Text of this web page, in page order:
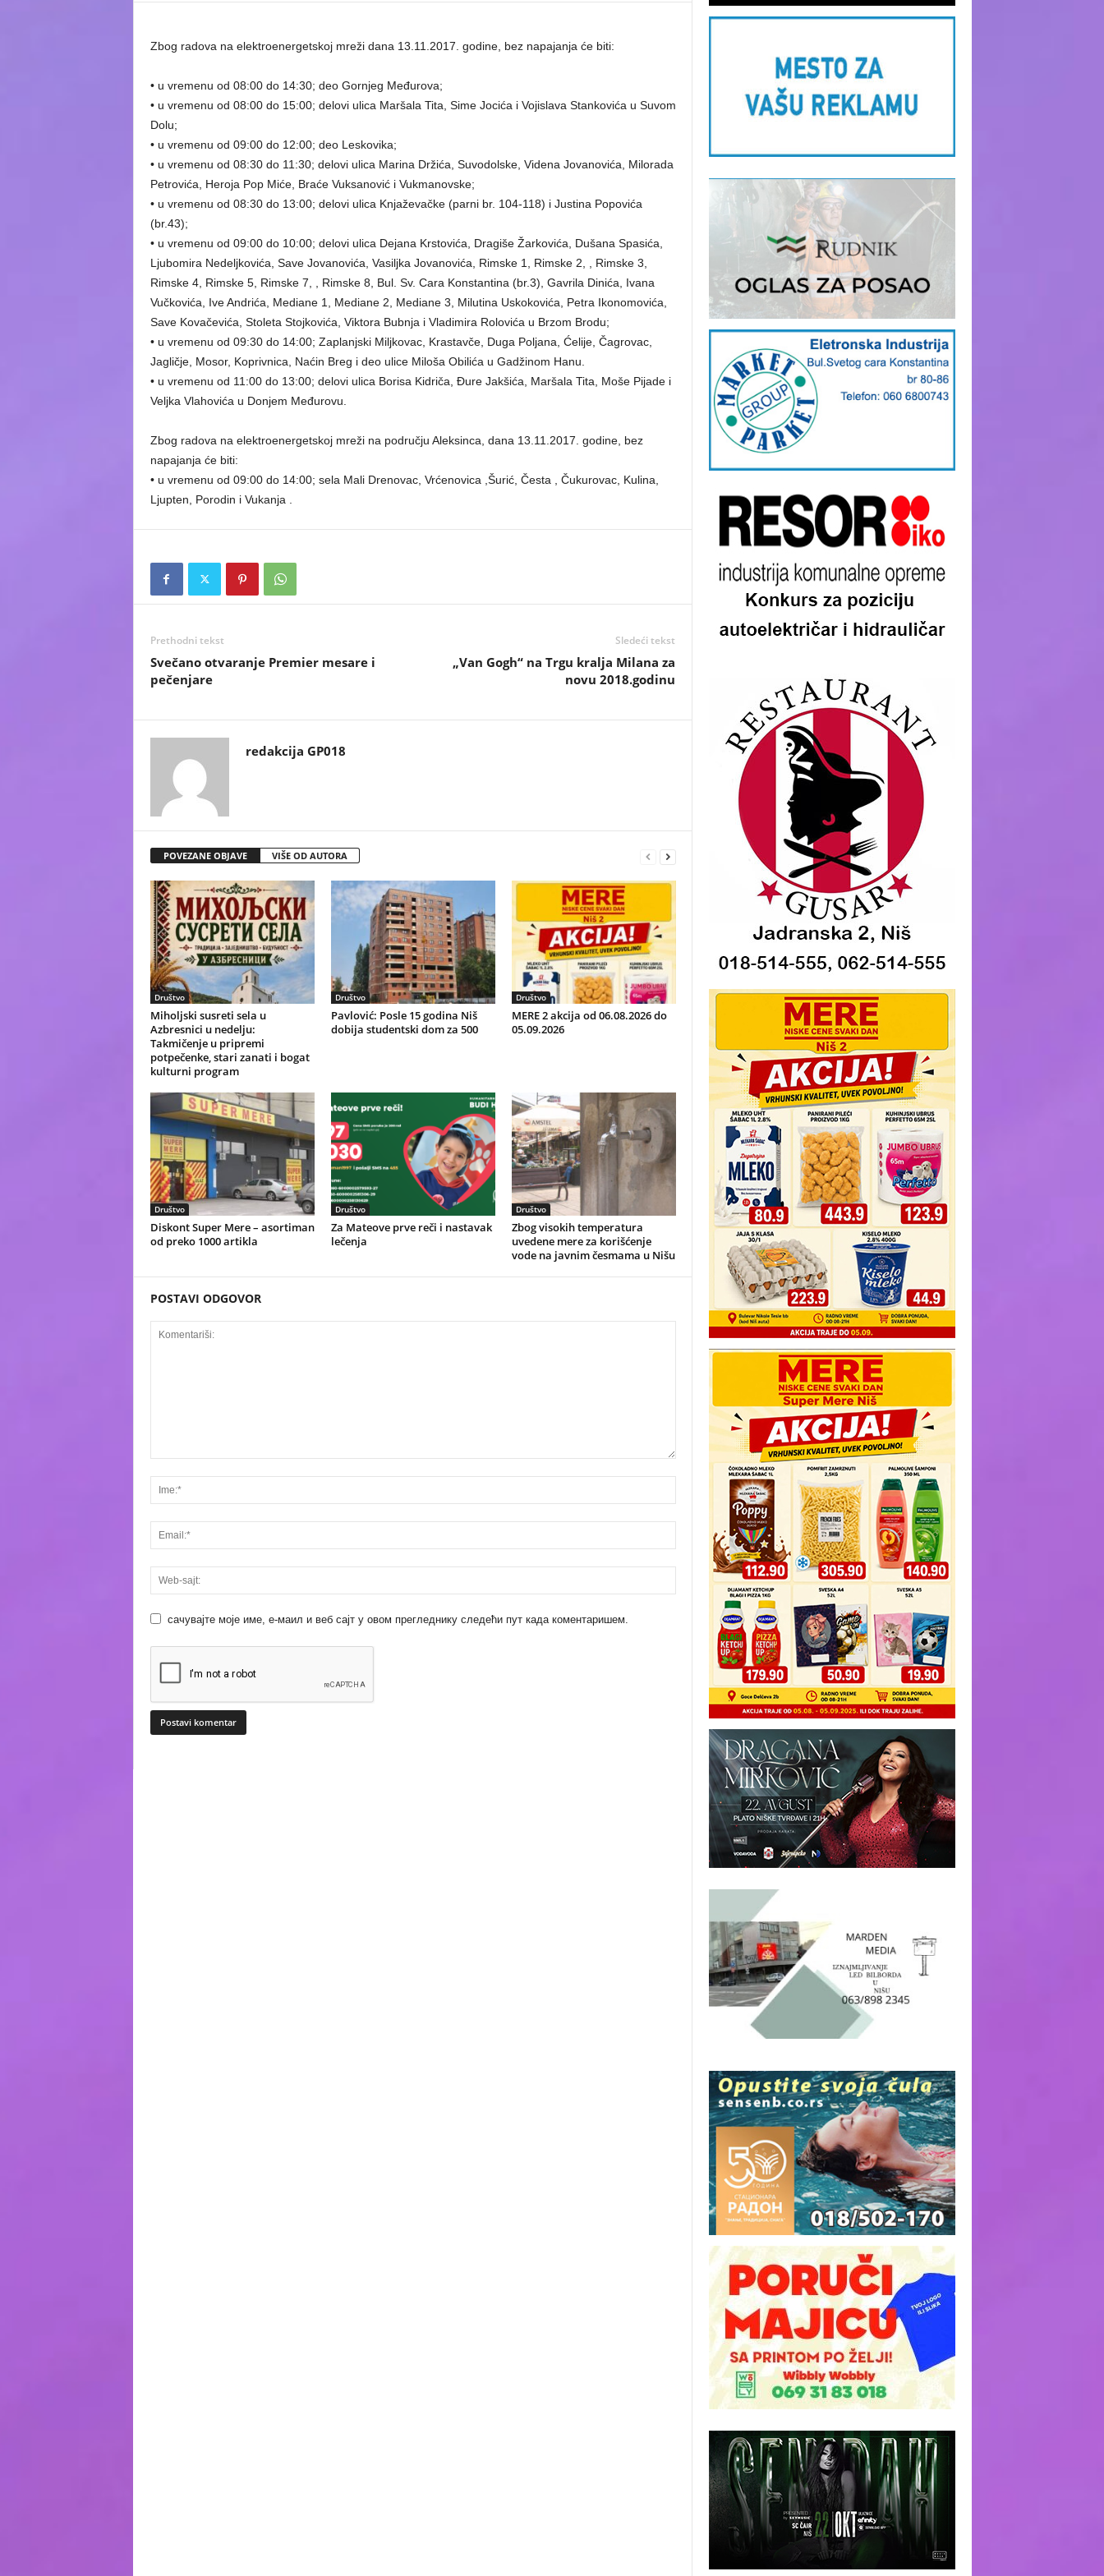
Zbog radova na elektroenergetskoj mreži dana 13.11.2017. godine, bez napajanja će biti:
• u vremenu od 08:00 do 14:30; deo Gornjeg Međurova;
• u vremenu od 08:00 do 15:00; delovi ulica Maršala Tita, Sime Jocića i Vojislava Stankovića u Suvom
Dolu;
• u vremenu od 09:00 do 12:00; deo Leskovika;
• u vremenu od 08:30 do 11:30; delovi ulica Marina Držića, Suvodolske, Videna Jovanovića, Milorada
Petrovića, Heroja Pop Miće, Braće Vuksanović i Vukmanovske;
• u vremenu od 08:30 do 13:00; delovi ulica Knjaževačke (parni br. 104-118) i Justina Popovića
(br.43);
• u vremenu od 09:00 do 10:00; delovi ulica Dejana Krstovića, Dragiše Žarkovića, Dušana Spasića,
Ljubomira Nedeljkovića, Save Jovanovića, Vasiljka Jovanovića, Rimske 1, Rimske 2, , Rimske 3,
Rimske 4, Rimske 5, Rimske 7, , Rimske 8, Bul. Sv. Cara Konstantina (br.3), Gavrila Dinića, Ivana
Vučkovića, Ive Andrića, Mediane 1, Mediane 2, Mediane 3, Milutina Uskokovića, Petra Ikonomovića,
Save Kovačevića, Stoleta Stojkovića, Viktora Bubnja i Vladimira Rolovića u Brzom Brodu;
• u vremenu od 09:30 do 14:00; Zaplanjski Miljkovac, Krastavče, Duga Poljana, Ćelije, Čagrovac,
Jagličje, Mosor, Koprivnica, Naćin Breg i deo ulice Miloša Obilića u Gadžinom Hanu.
• u vremenu od 11:00 do 13:00; delovi ulica Borisa Kidriča, Đure Jakšića, Maršala Tita, Moše Pijade i
Veljka Vlahovića u Donjem Međurovu.
Zbog radova na elektroenergetskoj mreži na području Aleksinca, dana 13.11.2017. godine, bez
napajanja će biti:
• u vremenu od 09:00 do 14:00; sela Mali Drenovac, Vrćenovica ,Šurić, Česta , Čukurovac, Kulina,
Ljupten, Porodin i Vukanja .
Prethodni tekst
Svečano otvaranje Premier mesare i
pečenjare
Sledeći tekst
„Van Gogh“ na Trgu kralja Milana za
novu 2018.godinu
redakcija GP018
POVEZANE OBJAVE VIŠE OD AUTORA
Društvo
Miholjski susreti sela u
Azbresnici u nedelju:
Takmičenje u pripremi
potpečenke, stari zanati i bogat
kulturni program
Društvo
Pavlović: Posle 15 godina Niš
dobija studentski dom za 500
Društvo
MERE 2 akcija od 06.08.2026 do
05.09.2026
Društvo
Diskont Super Mere – asortiman
od preko 1000 artikla
Društvo
Za Mateove prve reči i nastavak
lečenja
Društvo
Zbog visokih temperatura
uvedene mere za korišćenje
vode na javnim česmama u Nišu
POSTAVI ODGOVOR
сачувајте моје име, е-маил и веб сајт у овом прегледнику следећи пут када коментаришем.